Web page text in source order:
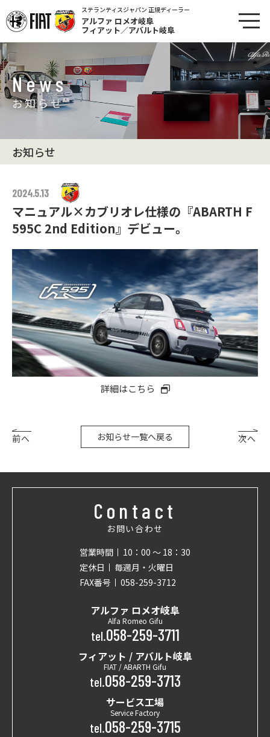
ステランティスジャパン 正規ディーラー
アルファ ロメオ岐阜
フィアット／アバルト岐阜
News
お知らせ
お知らせ
2024.5.13
マニュアル×カブリオレ仕様の『ABARTH F
595C 2nd Edition』デビュー。
詳細はこちら
前へ お知らせ一覧へ戻る 次へ
Contact
お問い合わせ
営業時間
10：00 〜 18：30
定休日
毎週月・火曜日
FAX番号
058-259-3712
アルファ ロメオ岐阜
Alfa Romeo Gifu
tel.058-259-3711
フィアット / アバルト岐阜
FIAT / ABARTH Gifu
tel.058-259-3713
サービス工場
Service Factory
tel.058-259-3715